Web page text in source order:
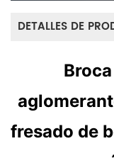
DETALLES DE
fresado de